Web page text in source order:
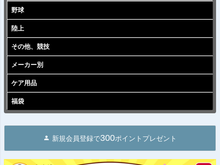
野球
陸上
その他、競技
メーカー別
ケア用品
福袋
新規会員登録で300ポイントプレゼント